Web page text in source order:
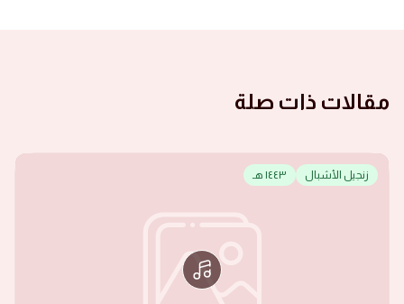
مقالات ذات صلة
زنجيل الأشبال ١٤٤٣ هـ